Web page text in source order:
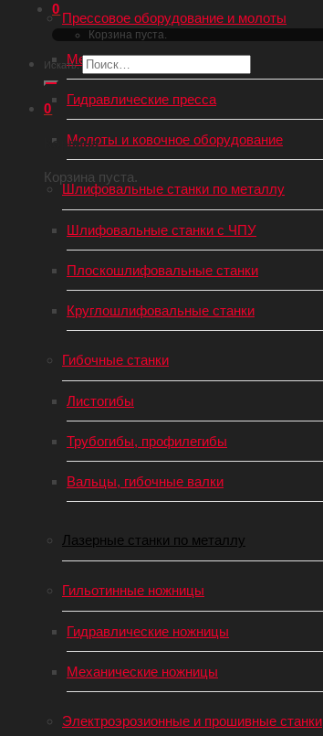
0
Корзина пуста.
Искать:
0
Корзина
Корзина пуста.
Прессовое оборудование и молоты
Механические пресса
Гидравлические пресса
Молоты и ковочное оборудование
Шлифовальные станки по металлу
Шлифовальные станки с ЧПУ
Плоскошлифовальные станки
Круглошлифовальные станки
Гибочные станки
Листогибы
Трубогибы, профилегибы
Вальцы, гибочные валки
Лазерные станки по металлу
Гильотинные ножницы
Гидравлические ножницы
Механические ножницы
Электроэрозионные и прошивные станки